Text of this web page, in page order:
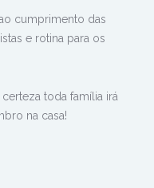
cumprimento das
e rotina para os
toda família irá
na casa!